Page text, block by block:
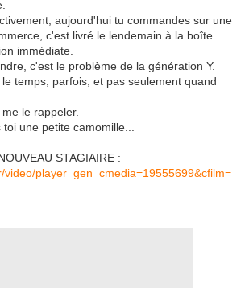
aujourd'hui tu commandes sur une
c'est livré le lendemain à la boîte
immédiate.
c'est le problème de la génération Y.
temps, parfois, et pas seulement quand
le rappeler.
une petite camomille...
STAGIAIRE :
video/player_gen_cmedia=19555699&cfilm=